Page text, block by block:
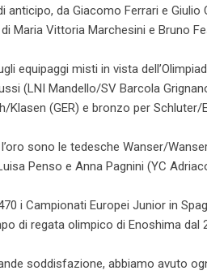
anticipo, da Giacomo Ferrari e
Maria Vittoria Marchesini e Bruno
equipaggi misti in vista
(LNI Mandello/SV Barcola
Klasen (GER) e bronzo per Schluter/
sono le tedesche Wanser/
Penso e Anna Pagnini (YC
i Campionati Europei Junior in
di regata olimpico di Enoshima dal
soddisfazione, abbiamo avuto